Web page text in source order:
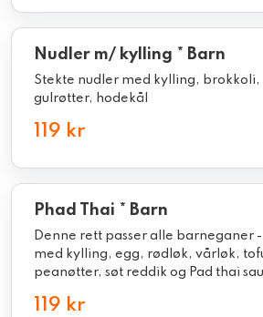
Nudler m/ kylling * Barn
Stekte nudler med kylling, brokkoli,
gulrøtter, hodekål
119 kr
Phad Thai * Barn
Denne rett passer alle barneganer
med kylling, egg, rødløk, vårløk,
peanøtter, søt reddik og Pad thai
119 kr